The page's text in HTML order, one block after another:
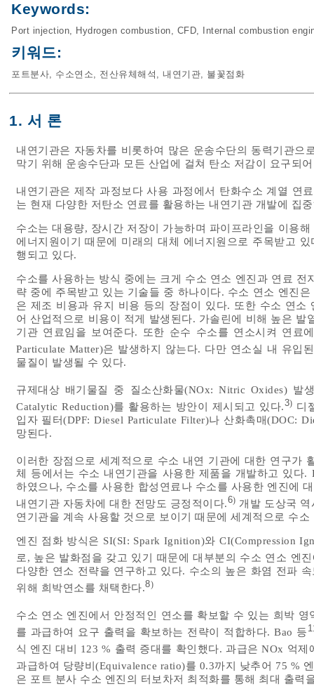
Keywords:
Port injection, Hydrogen combustion, CFD, Internal combustion
키워드:
포트분사, 수소연소, 전산유체해석 , 내연기관, 불꽃점화
1. 서 론
내연기관은 자동차를 비롯하여 많은 운송수단의 동력기관
막기 위해 운송수단과 모든 산업에 걸쳐 탄소 저감이 요구되
내연기관은 제작 과정보다 사용 과정에서 탄화수소 계열 연
는 현재 다양한 저탄소 연료를 활용하는 내연기관 개발에 집
수소는 대용량, 장시간 저장이 가능하며 파이프라인을 이용
에너지원이기 때문에 미래의 대체 에너지원으로 주목받고
행되고 있다.
수소를 사용하는 방식 중에는 크게 수소 연소 엔진과 연료
략 중에 주목받고 있는 기술들 중 하나이다. 수소 연소 엔진
은 제조 비용과 유지 비용 등의 장점이 있다. 또한 수소 연
어 산업적으로 비용이 적게 발생된다. 가솔린에 비해 높은
기관 연료임을 보여준다. 또한 순수 수소를 연소시켜 연료
Particulate Matter)은 발생하지 않는다. 다만 연소실 내 유입
물질이 발생될 수 있다.
규제대상 배기물질 중 질소산화물(NOx: Nitric Oxides) 발
Catalytic Reduction)를 활용하는 방안이 제시되고 있다.3) 디
입자 필터(DPF: Diesel Particulate Filter)나 산화촉매(DOC:
망된다.
이러한 장점으로 세계적으로 수소 내연 기관에 대한 연구가
체 등에서는 수소 내연기관을 사용한 제품을 개발하고 있다
하였으나, 수소를 사용한 합성연료나 수소를 사용한 엔진에
내연기관 자동차에 대한 전망도 긍정적이다.6) 개발 도상국
연기관을 계속 사용할 것으로 보이기 때문에 세계적으로 수
엔진 점화 방식은 SI(SI: Spark Ignition)와 CI(Compression
로, 높은 발화점을 갖고 있기 때문에 대부분의 수소 연소 엔
다양한 연소 전략을 연구하고 있다. 수소의 높은 화염 전파
위해 희박연소를 채택한다.8)
수소 연소 엔진에서 안정적인 연소를 확보할 수 있는 희박
를 과급하여 요구 출력을 확보하는 전략이 적합하다. Bao 등
식 엔진 대비 123 % 출력 증대를 확인했다. 과급은 NOx 억제
과급하여 당량비(Equivalence ratio)를 0.3까지 낮추어 75 %
은 포트 분사 수소 엔진의 터보차저 최적화를 통해 최대 출력